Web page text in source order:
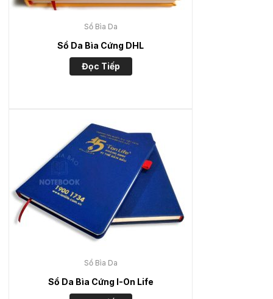
Sổ Bìa Da
Sổ Da Bìa Cứng DHL
Đọc Tiếp
Sổ Bìa Da
Sổ Da Bìa Cứng I-On Life